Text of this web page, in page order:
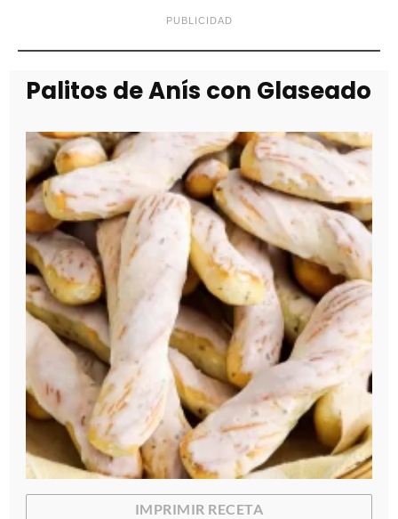
PUBLICIDAD
Palitos de Anís con Glaseado
IMPRIMIR RECETA